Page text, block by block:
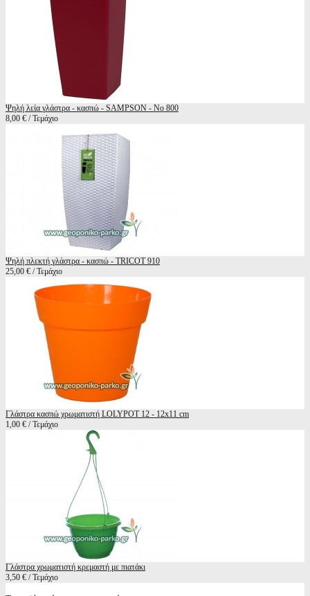
Ψηλή λεία γλάστρα - κασπώ - SAMPSON - No 800
8,00 € / Τεμάχιο
Ψηλή πλεκτή γλάστρα - κασπώ - TRICOT 910
25,00 € / Τεμάχιο
Γλάστρα κασπώ χρωματιστή LOLYPOT 12 - 12x11 cm
1,00 € / Τεμάχιο
Γλάστρα χρωματιστή κρεμαστή με πιατάκι
3,50 € / Τεμάχιο